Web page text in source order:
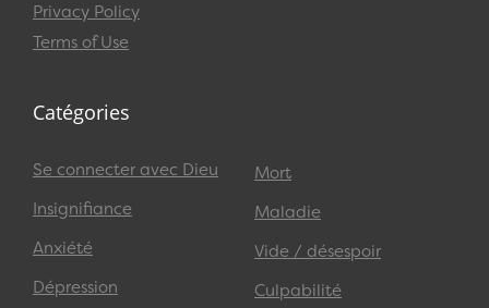
Privacy Policy
Terms of Use
Catégories
Se connecter avec Dieu
Insignifiance
Anxiété
Dépression
Mort
Maladie
Vide / désespoir
Culpabilité